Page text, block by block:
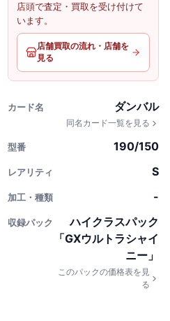
店頭で査定・買取を受け付けて
います。
店舗買取の流れ・店舗を
見る
カード名 ダンバル
同名カード一覧を見る
型番 190/150
レアリティ S
加工・種類 -
収録パック
ハイクラスパック
「GXウルトラシャイ
ニー」
このパックの価格表を見
る